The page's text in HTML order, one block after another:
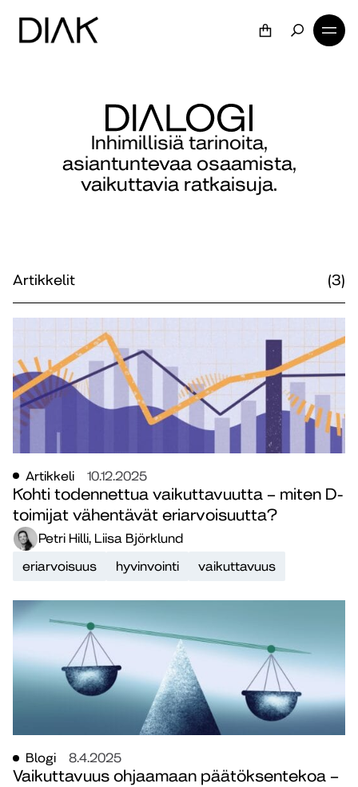
Inhimillisiä tarinoita,
asiantuntevaa osaamista,
vaikuttavia ratkaisuja.
Artikkelit (3)
Artikkeli 10.12.2025
Kohti todennettua vaikuttavuutta – miten D-
toimijat vähentävät eriarvoisuutta?
Petri Hilli, Liisa Björklund
eriarvoisuus
hyvinvointi vaikuttavuus
Blogi 8.4.2025
Vaikuttavuus ohjaamaan päätöksentekoa –